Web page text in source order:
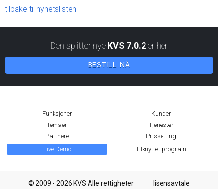
tilbake til nyhetslisten
Den splitter nye KVS 7.0.2er her
BESTILL NÅ
Funksjoner
Kunder
Temaer
Tjenester
Partnere
Prissetting
Live Demo
Tilknyttet program
© 2009 - 2026 KVS Alle rettigheter lisensavtale